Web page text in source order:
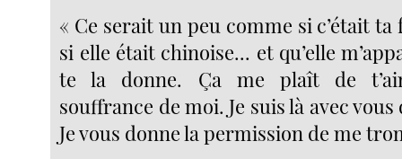
« Ce serait un peu comme si c’était
si elle était chinoise... et qu’elle
te la donne. Ça me plaît de
souffrance de moi. Je suis là avec vous
Je vous donne la permission de me